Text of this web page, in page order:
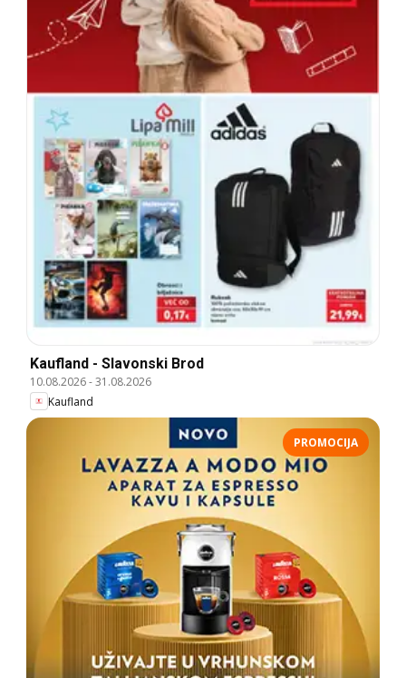
Kaufland - Slavonski Brod
10.08.2026-31.08.2026
Kaufland
PROMOCIJA